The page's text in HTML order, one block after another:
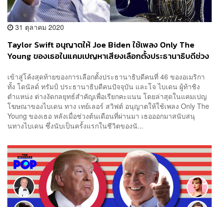
31 ตุลาคม 2020
Taylor Swift อนุญาตให้ Joe Biden ใช้เพลง Only The
Young ของเธอในแคมเปญหาเสียงเลือกตั้งประธานาธิบดีช่วง
เข้าสู่โค้งสุดท้ายของการเลือกตั้งประธานาธิบดีคนที่ 46 ของอเมริกา
ทั้ง โดนัลด์ ทรัมป์ ประธานาธิบดีคนปัจจุบัน และโจ ไบเดน ผู้ท้าชิง
ตำแหน่ง ต่างงัดกลยุทธ์สำคัญเพื่อเรียกคะแนน โดยล่าสุดในแคมเปญ
โฆษณาของไบเดน ทาง เทย์เลอร์ สวิฟต์ อนุญาตให้ใช้เพลง Only The
Young ของเธอ หลังเมื่อช่วงต้นเดือนที่ผ่านมา เธอออกมาสนับสนุ
นทางไบเดน ซึ่งนับเป็นครั้งแรกในชีวิตของนั...